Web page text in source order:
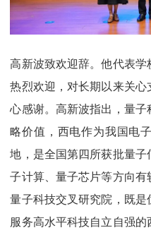
高新波致欢迎辞。他代表
热烈欢迎，对长期以来关
心感谢。高新波指出，量
略价值，西电作为我国电
地，是全国第四所获批量
子计算、量子芯片等方向
量子科技交叉研究院，既
服务高水平科技自立自强